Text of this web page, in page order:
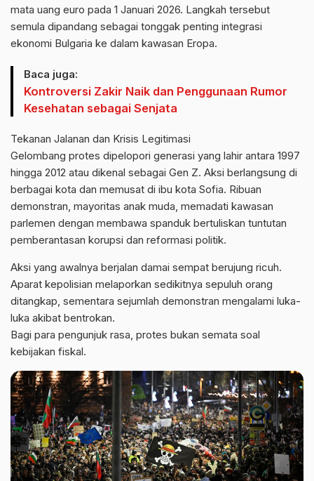
mata uang euro pada 1 Januari 2026. Langkah tersebut
semula dipandang sebagai tonggak penting integrasi
ekonomi Bulgaria ke dalam kawasan Eropa.
Baca juga:
Kontroversi Zakir Naik dan Penggunaan Rumor
Kesehatan sebagai Senjata
Tekanan Jalanan dan Krisis Legitimasi
Gelombang protes dipelopori generasi yang lahir antara 1997
hingga 2012 atau dikenal sebagai Gen Z. Aksi berlangsung di
berbagai kota dan memusat di ibu kota Sofia. Ribuan
demonstran, mayoritas anak muda, memadati kawasan
parlemen dengan membawa spanduk bertuliskan tuntutan
pemberantasan korupsi dan reformasi politik.
Aksi yang awalnya berjalan damai sempat berujung ricuh.
Aparat kepolisian melaporkan sedikitnya sepuluh orang
ditangkap, sementara sejumlah demonstran mengalami luka-
luka akibat bentrokan.
Bagi para pengunjuk rasa, protes bukan semata soal
kebijakan fiskal.